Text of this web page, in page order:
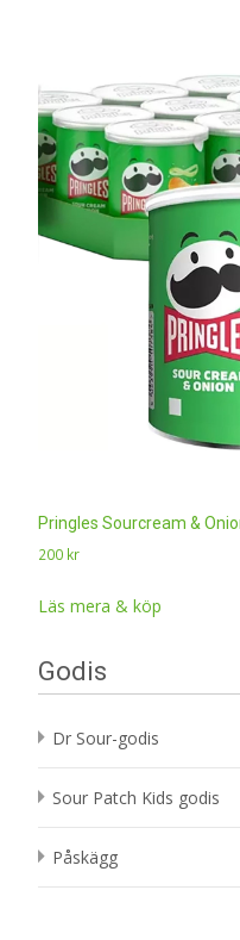
Pringles Sourcream &
200 kr
Läs mera & köp
Godis
Dr Sour-godis
Sour Patch Kids godis
Påskägg